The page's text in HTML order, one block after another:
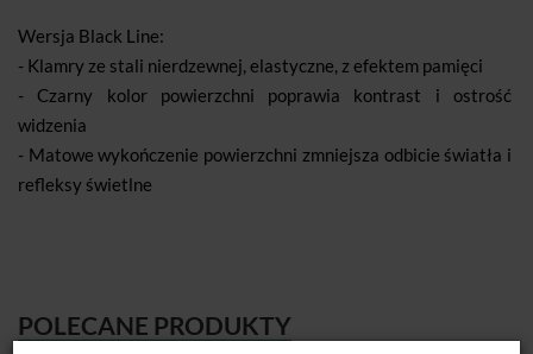
Wersja Black Line:
- Klamry ze stali nierdzewnej, elastyczne, z efektem pamięci
- Czarny kolor powierzchni poprawia kontrast i ostrość
widzenia
- Matowe wykończenie powierzchni zmniejsza odbicie światła i
refleksy świetlne
POLECANE PRODUKTY